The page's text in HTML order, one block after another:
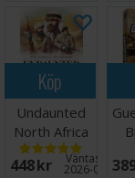
Köp
Undaunted
North Africa
Brädspel
448 SEK Väntas in:
2026-08-15389